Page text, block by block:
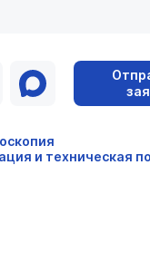
и техническая